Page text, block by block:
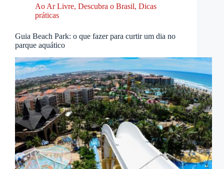
Ao Ar Livre, Descubra o Brasil, Dicas
práticas
Guia Beach Park: o que fazer para curtir um dia no
parque aquático